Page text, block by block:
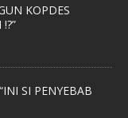
KOPDES
SI PENYEBAB